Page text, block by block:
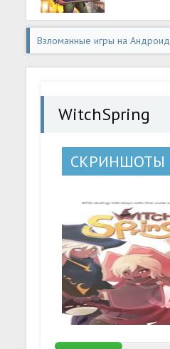
Взломанные игры на Андроид
WitchSpring (Взлом на
WitchSpring
СКРИНШОТЫ